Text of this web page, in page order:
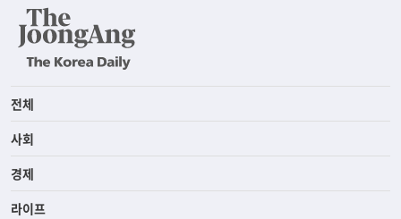
전체
사회
경제
라이프